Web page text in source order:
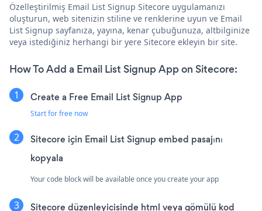
Özelleştirilmiş Email List Signup Sitecore uygulamanızı
oluşturun, web sitenizin stiline ve renklerine uyun ve Email
List Signup sayfanıza, yayına, kenar çubuğunuza, altbilginize
veya istediğiniz herhangi bir yere Sitecore ekleyin bir site.
How To Add a Email List Signup App on Sitecore:
Create a Free Email List Signup App
Start for free now
Sitecore için Email List Signup embed pasajını
kopyala
Your code block will be available once you create your app
Sitecore düzenleyicisinde html veya gömülü kod